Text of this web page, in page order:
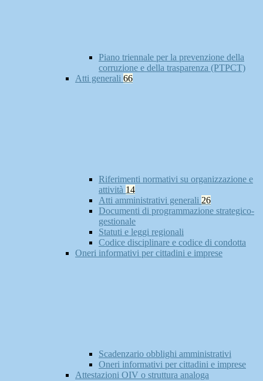
Piano triennale per la prevenzione della
corruzione e della trasparenza (PTPCT)
Atti generali 66
Riferimenti normativi su organizzazione e
attività 14
Atti amministrativi generali 26
Documenti di programmazione strategico-
gestionale
Statuti e leggi regionali
Codice disciplinare e codice di condotta
Oneri informativi per cittadini e imprese
Scadenzario obblighi amministrativi
Oneri informativi per cittadini e imprese
Attestazioni OIV o struttura analoga